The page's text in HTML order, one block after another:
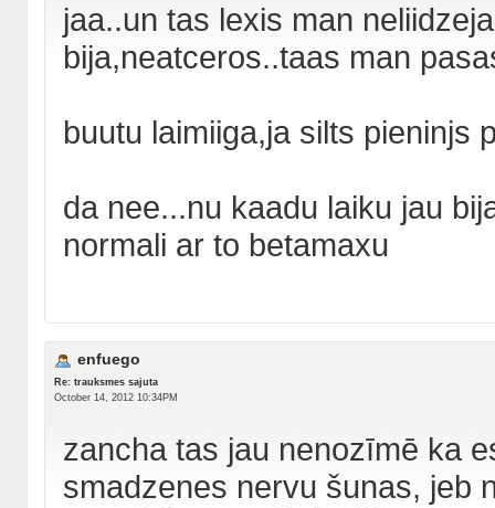
jaa..un tas lexis man
bija,neatceros..taas man
buutu laimiiga,ja silts pieninjs
da nee...nu kaadu laiku jau
normali ar to betamaxu
enfuego
Re: trauksmes sajuta
October 14, 2012 10:34PM
zancha tas jau nenozīmē ka
smadzenes nervu šunas, jeb